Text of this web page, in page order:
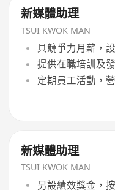
新媒體助理
TSUI KWOK MAN
具競爭力月薪，
提供在職培訓及
定期員工活動，
新媒體助理
TSUI KWOK MAN
另設績效獎金，